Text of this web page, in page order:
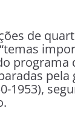
de
programa
pela
1953),